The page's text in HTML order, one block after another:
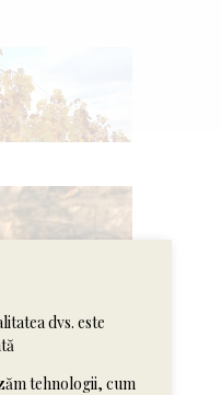
dvs. este
tehnologii, cum